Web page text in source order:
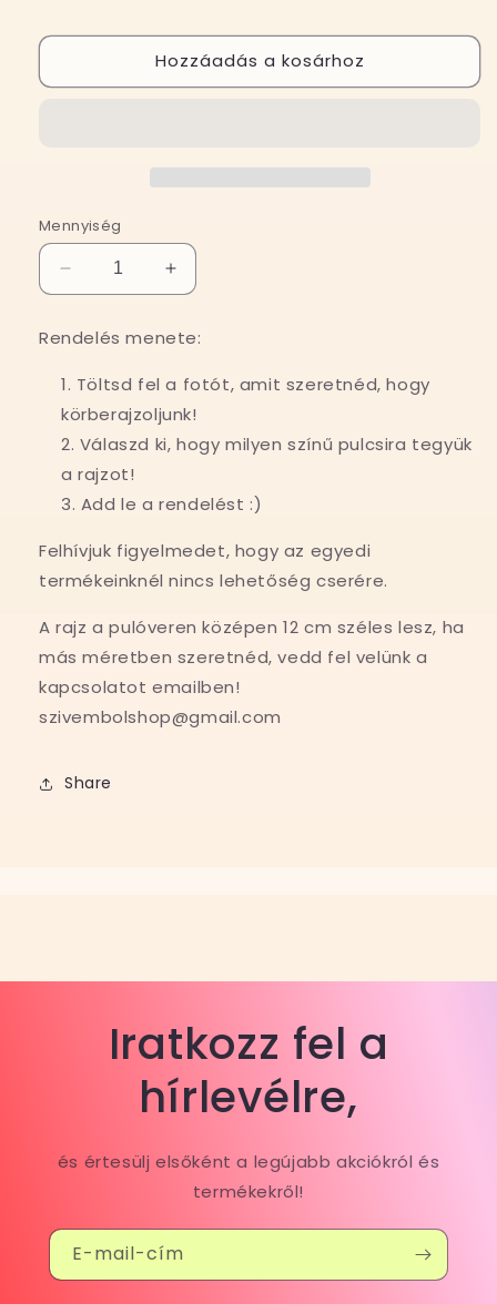
Hozzáadás a kosárhoz
Mennyiség
SAJÁT
KÉPBŐL
pulcsi
csökkentése
SAJÁT
KÉPBŐL
pulcsi
növelése
Rendelés menete:
Töltsd fel a fotót, amit szeretnéd, hogy
körberajzoljunk!
Válaszd ki, hogy milyen színű pulcsira tegyük
a rajzot!
Add le a rendelést :)
Felhívjuk figyelmedet, hogy az egyedi
termékeinknél nincs lehetőség cserére.
A rajz a pulóveren középen 12 cm széles lesz, ha
más méretben szeretnéd, vedd fel velünk a
kapcsolatot emailben!
szivembolshop@gmail.com
Share
Iratkozz fel a
hírlevélre,
és értesülj elsőként a legújabb akciókról és
termékekről!
E-mail-cím